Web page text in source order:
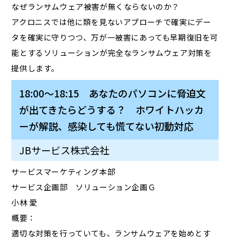
なぜランサムウェア被害が無くならないのか？
アクロニスでは他に類を見ないアプローチで確実にデー
タを確実に守りつつ、万が一被害にあっても早期復旧を可
能とするソリューションが完全なランサムウェア対策を
提供します。
18:00～18:15 あなたのパソコンに脅迫文
が出てきたらどうする？ ホワイトハッカ
ーが解説、感染しても慌てない初動対応
JBサービス株式会社
サービスマーケティング本部
サービス企画部 ソリューション企画Ｇ
小林 愛
概要：
適切な対策を行っていても、ランサムウェアを始めとす